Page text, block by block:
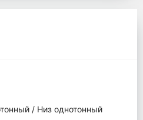
/ Низ однотонный